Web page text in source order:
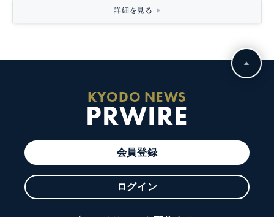
詳細を見る
KYODO NEWS
PRWIRE
会員登録
ログイン